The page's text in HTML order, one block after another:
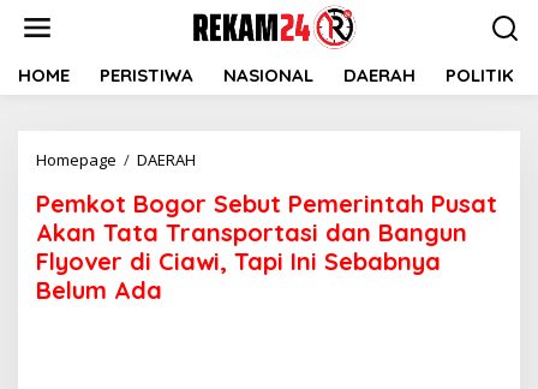
HOME PERISTIWA NASIONAL DAERAH POLITIK
Homepage / DAERAH
Sebut
Pemerintah
Pusat
Akan
Pemkot Bogor Sebut Pemerintah Pusat
Akan Tata Transportasi dan Bangun
Flyover di Ciawi, Tapi Ini Sebabnya
Belum Ada